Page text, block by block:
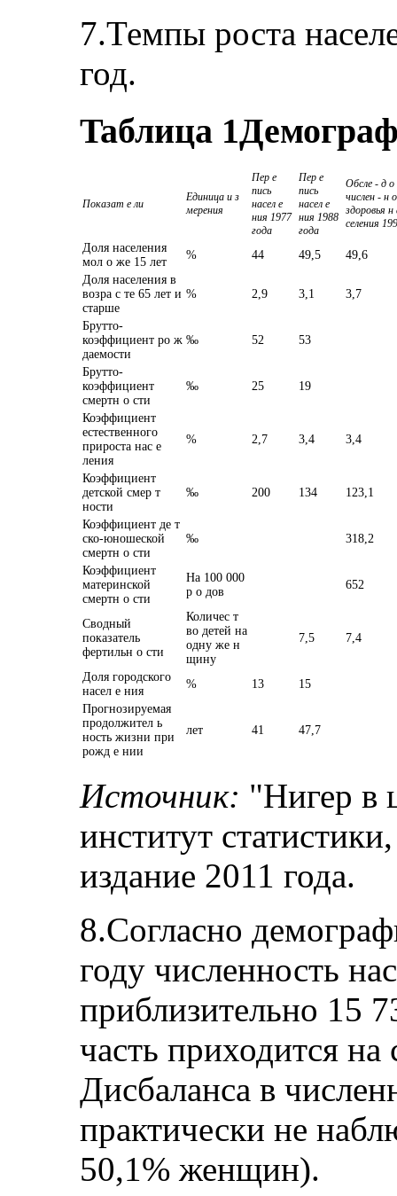
7.Темпы роста
год.
Taблица 1
Показат е ли
Единица и з
мерения
Пер е
пись
насел е
ния 1977
года
Пер е
пись
насел е
ния 1988
года
Обсле - д о
числен - н
здоровья н
селения
Доля населения
мол о же 15 лет
% 44 49,5
49,6
Доля населения в
возра с те 65 лет и
старше
% 2,9 3,1 3,7
Брутто-
коэффициент ро ж
даемости
‰ 52 53
Брутто-
коэффициент
смертн о сти
‰ 25 19
Коэффициент
естественного
прироста нас е
ления
% 2,7 3,4 3,4
Коэффициент
детской смер т
ности
‰ 200 134 123,1
Коэффициент де т
ско-юношеской
смертн о сти
‰ 318,2
Коэффициент
материнской
смертн о сти
На 100 000
р о дов
652
Сводный
показатель
фертильн о сти
Количес т
во детей на
одну же н
щину
7,5 7,4
Доля городского
насел е ния
% 13
15
Прогнозируемая
продолжител ь
ность жизни при
рожд е нии
лет 41 47,7
Источник: "Нигер в
институт
издание 2011 года.
8.Согласно
году численность
приблизительно 15
часть приходится на
Дисбаланса в
практически не
50,1% женщин).